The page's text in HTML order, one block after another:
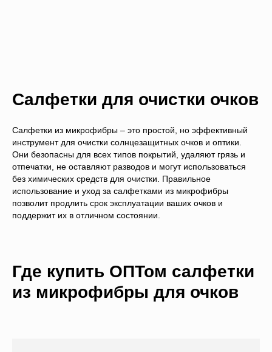
Салфетки для очистки очков
Салфетки из микрофибры – это простой, но эффективный
инструмент для очистки солнцезащитных очков и оптики.
Они безопасны для всех типов покрытий, удаляют грязь и
отпечатки, не оставляют разводов и могут использоваться
без химических средств для очистки. Правильное
использование и уход за салфетками из микрофибры
позволит продлить срок эксплуатации ваших очков и
поддержит их в отличном состоянии.
Где купить ОПТом салфетки
из микрофибры для очков